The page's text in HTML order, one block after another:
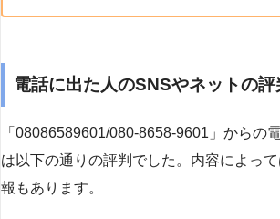
電話に出た人のSNSやネットの評
「08086589601/080-8658-9601」からの
は以下の通りの評判でした。内容によっ
報もあります。